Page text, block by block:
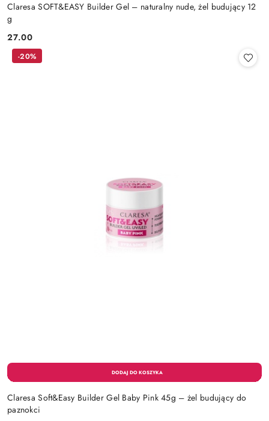
Claresa SOFT&EASY Builder Gel – naturalny nude, żel budujący 12
g
Cena:
27.00
Claresa Soft&Easy Builder Gel Baby Pink 45g – żel budujący do
paznokci
-20%